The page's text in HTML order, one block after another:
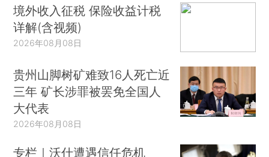
境外收入征税 保险收益计税
详解(含视频)
2026年08月08日
贵州山脚树矿难致16人死亡近
三年 矿长涉罪被罢免全国人
大代表
2026年08月08日
专栏｜沃什遭遇信任危机